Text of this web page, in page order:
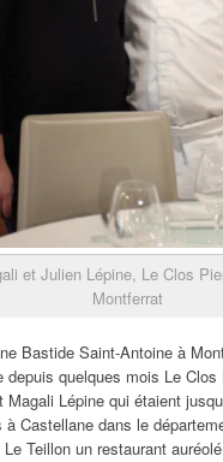
et Julien Lépine, Le Clos
Montferrat
Bastide Saint-Antoine à
depuis quelques mois Le Clos
Magali Lépine qui étaient
à Castellane dans le
Teillon un restaurant